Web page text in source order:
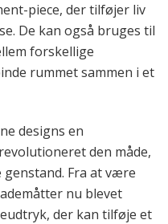
piece, der tilføjer liv
De kan også bruges til
forskellige
rummet sammen i et
designs en
den måde,
genstand. Fra at være
nu blevet
der kan tilføje et